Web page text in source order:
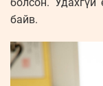
байв.